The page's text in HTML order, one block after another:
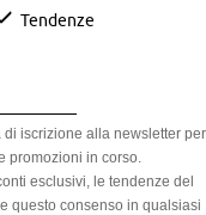
Tendenze
iscrizione alla newsletter per
promozioni in corso.
esclusivi, le tendenze del
questo consenso in qualsiasi